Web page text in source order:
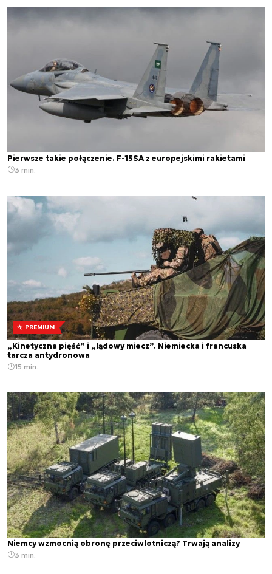
Pierwsze takie połączenie. F-15SA z europejskimi rakietami
3 min.
PREMIUM
„Kinetyczna pięść” i „lądowy miecz”. Niemiecka i francuska
tarcza antydronowa
15 min.
Niemcy wzmocnią obronę przeciwlotniczą? Trwają analizy
3 min.